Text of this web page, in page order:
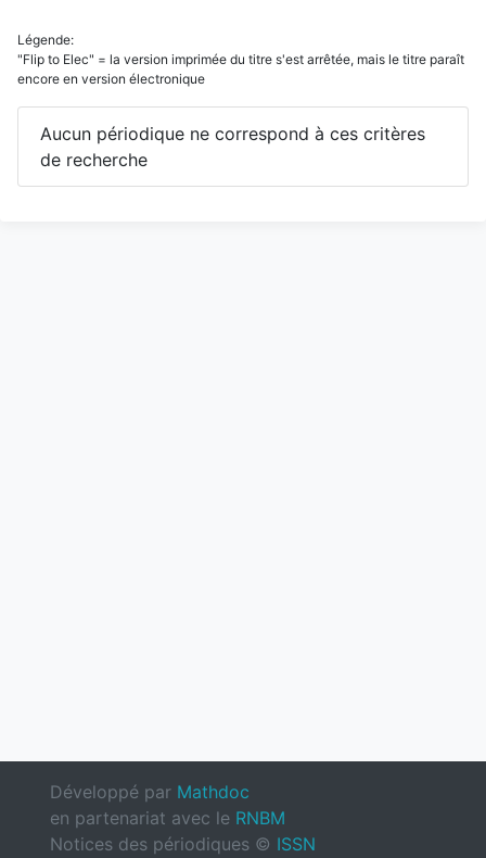
Légende:
"Flip to Elec" = la version imprimée du titre s'est arrêtée, mais le titre paraît
encore en version électronique
Aucun périodique ne correspond à ces critères
de recherche
Développé par Mathdoc
en partenariat avec le RNBM
Notices des périodiques © ISSN